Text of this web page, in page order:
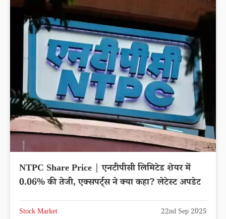
NTPC Share Price | एनटीपीसी लिमिटेड शेयर में
0.06% की तेजी, एक्सपर्ट्स ने क्या कहा? लेटेस्ट अपडेट
Stock Market 22nd Sep 2025